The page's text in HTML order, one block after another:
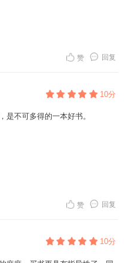
当然，从中，我们似乎也可以窥
妈妈应该不会陌生，因为这位作
在经典图书中榜上有名。
点相关的知识配备了。
写于70年代，中文版引进是2007
回复
赞
10分
是不可多得的一本好书。
回复
赞
10分